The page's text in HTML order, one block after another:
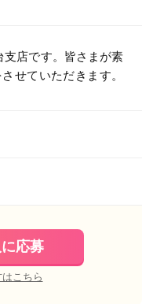
支店です。皆さまが素
せていただきます。
応募
こちら